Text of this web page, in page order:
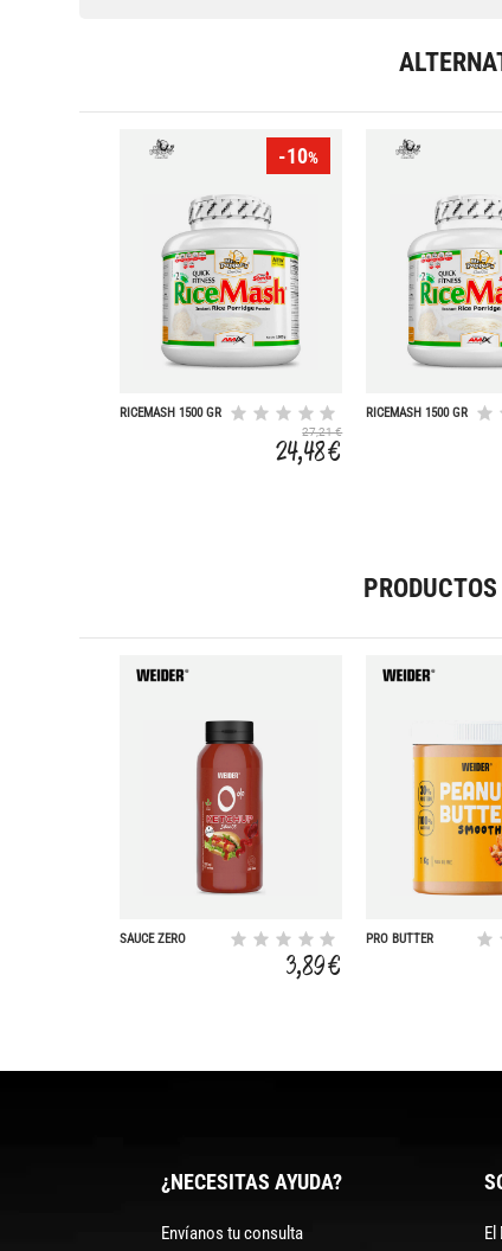
-10%
RICEMASH 1500 GR
27,21 €
24,48 €
RICEMASH 1500 GR
SAUCE ZERO
3,89 €
PRO BUTTER
¿NECESITAS AYUDA?
Envíanos tu consulta El